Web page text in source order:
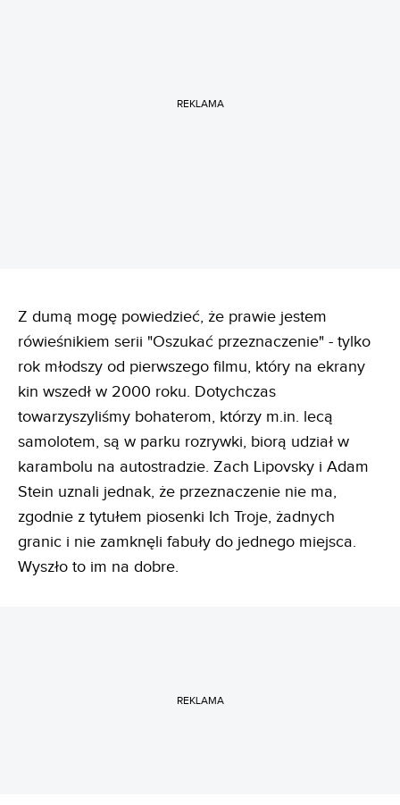
REKLAMA
Z dumą mogę powiedzieć, że prawie jestem
rówieśnikiem serii "Oszukać przeznaczenie" - tylko
rok młodszy od pierwszego filmu, który na ekrany
kin wszedł w 2000 roku. Dotychczas
towarzyszyliśmy bohaterom, którzy m.in. lecą
samolotem, są w parku rozrywki, biorą udział w
karambolu na autostradzie. Zach Lipovsky i Adam
Stein uznali jednak, że przeznaczenie nie ma,
zgodnie z tytułem piosenki Ich Troje, żadnych
granic i nie zamknęli fabuły do jednego miejsca.
Wyszło to im na dobre.
REKLAMA